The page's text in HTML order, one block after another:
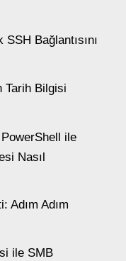
SSH Bağlantısını
Tarih Bilgisi
ile
Nasıl
Adım Adım
ile SMB